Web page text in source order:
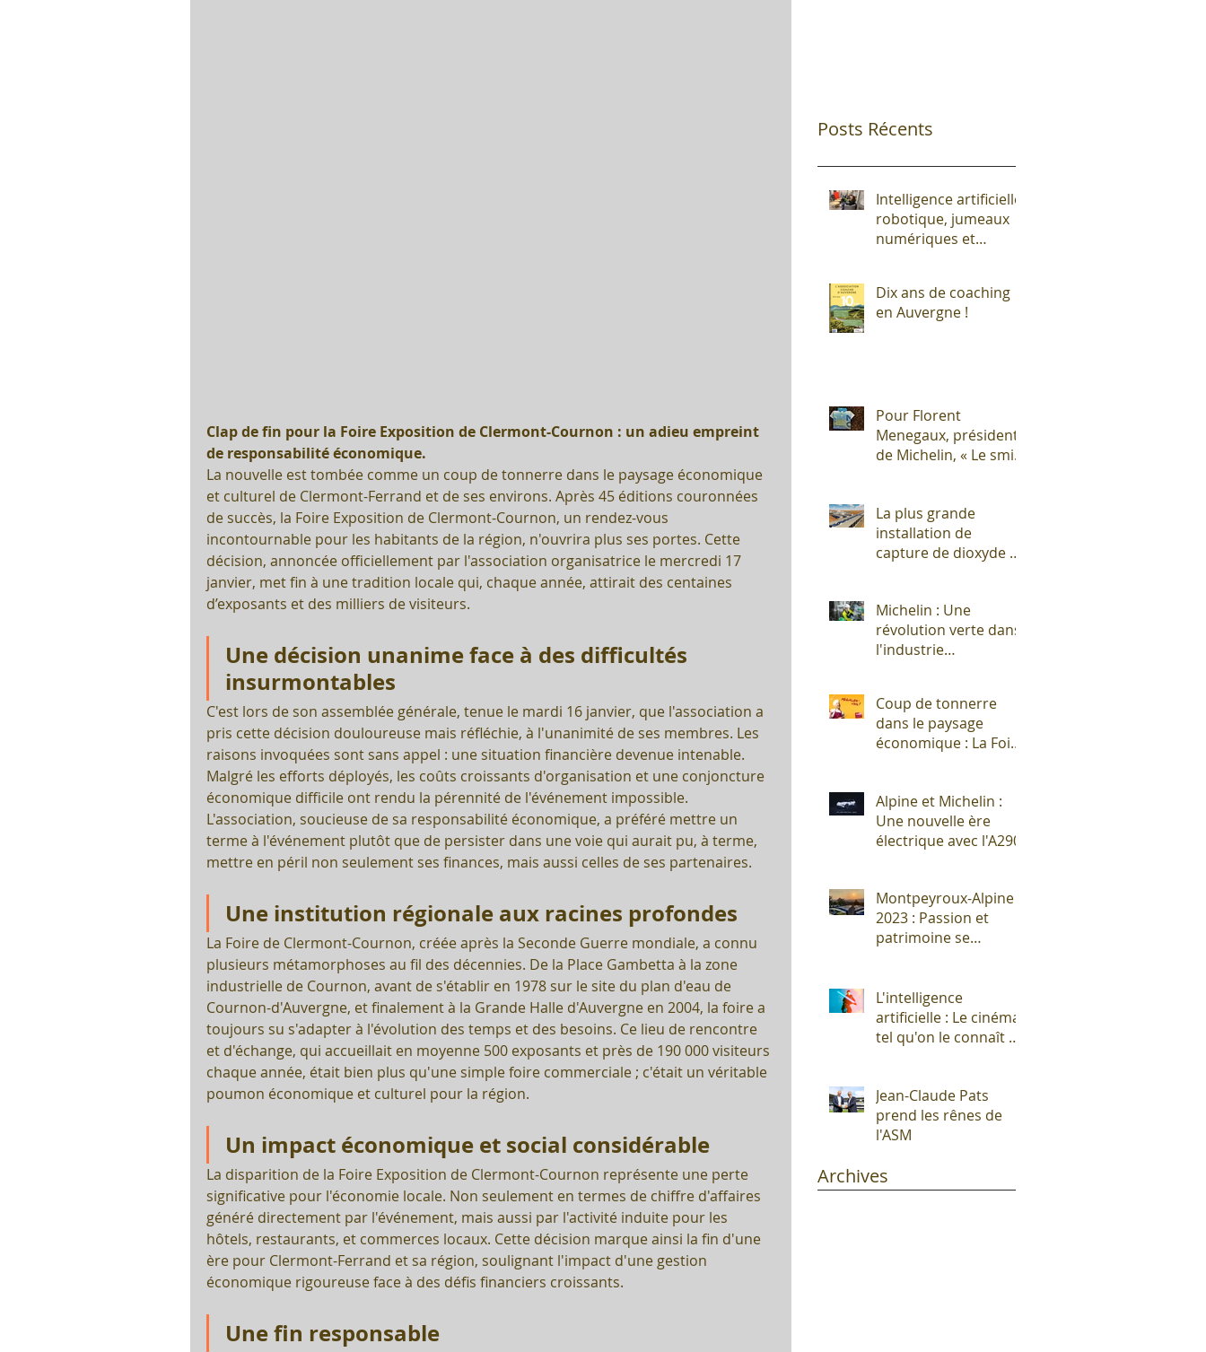
Clap de fin pour la Foire Exposition de Clermont-Cournon : un adieu empreint
de responsabilité économique.
La nouvelle est tombée comme un coup de tonnerre dans le paysage économique
et culturel de Clermont-Ferrand et de ses environs. Après 45 éditions couronnées
de succès, la Foire Exposition de Clermont-Cournon, un rendez-vous
incontournable pour les habitants de la région, n'ouvrira plus ses portes. Cette
décision, annoncée officiellement par l'association organisatrice le mercredi 17
janvier, met fin à une tradition locale qui, chaque année, attirait des centaines
d’exposants et des milliers de visiteurs.
Une décision unanime face à des difficultés
insurmontables
C'est lors de son assemblée générale, tenue le mardi 16 janvier, que l'association a
pris cette décision douloureuse mais réfléchie, à l'unanimité de ses membres. Les
raisons invoquées sont sans appel : une situation financière devenue intenable.
Malgré les efforts déployés, les coûts croissants d'organisation et une conjoncture
économique difficile ont rendu la pérennité de l'événement impossible.
L'association, soucieuse de sa responsabilité économique, a préféré mettre un
terme à l'événement plutôt que de persister dans une voie qui aurait pu, à terme,
mettre en péril non seulement ses finances, mais aussi celles de ses partenaires.
Une institution régionale aux racines profondes
La Foire de Clermont-Cournon, créée après la Seconde Guerre mondiale, a connu
plusieurs métamorphoses au fil des décennies. De la Place Gambetta à la zone
industrielle de Cournon, avant de s'établir en 1978 sur le site du plan d'eau de
Cournon-d'Auvergne, et finalement à la Grande Halle d'Auvergne en 2004, la foire a
toujours su s'adapter à l'évolution des temps et des besoins. Ce lieu de rencontre
et d'échange, qui accueillait en moyenne 500 exposants et près de 190 000 visiteurs
chaque année, était bien plus qu'une simple foire commerciale ; c'était un véritable
poumon économique et culturel pour la région.
Un impact économique et social considérable
La disparition de la Foire Exposition de Clermont-Cournon représente une perte
significative pour l'économie locale. Non seulement en termes de chiffre d'affaires
généré directement par l'événement, mais aussi par l'activité induite pour les
hôtels, restaurants, et commerces locaux. Cette décision marque ainsi la fin d'une
ère pour Clermont-Ferrand et sa région, soulignant l'impact d'une gestion
économique rigoureuse face à des défis financiers croissants.
Une fin responsable
Posts Récents
Intelligence artificielle,
robotique, jumeaux
numériques et
défis pour l'industrie !
Dix ans de coaching
en Auvergne !
Pour Florent
Menegaux, président
de Michelin, « Le smic
La plus grande
installation de
capture de dioxyde de
terre !
Michelin : Une
révolution verte dans
l'industrie
Coup de tonnerre
dans le paysage
économique : La Foire
c'est fini !
Alpine et Michelin :
Une nouvelle ère
électrique avec l'A290
Montpeyroux-Alpine
2023 : Passion et
patrimoine se
L'intelligence
artificielle : Le cinéma
tel qu'on le connaît vit
Jean-Claude Pats
prend les rênes de
l'ASM
Archives